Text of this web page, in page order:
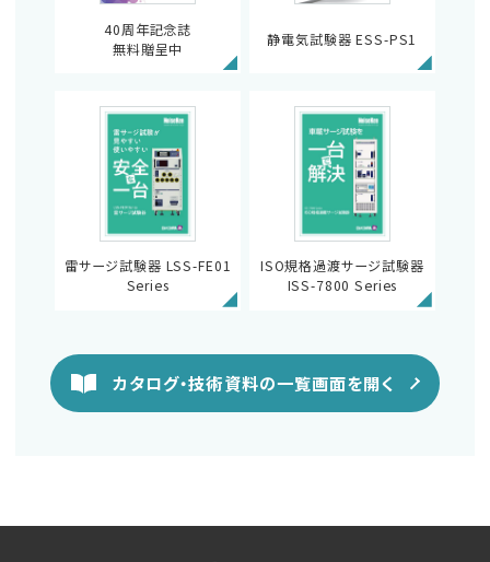
40周年記念誌
無料贈呈中
静電気試験器 ESS-PS1
雷サージ試験器 LSS-FE01
Series
ISO規格過渡サージ試験器
ISS-7800 Series
カタログ・技術資料の一覧画面を開く